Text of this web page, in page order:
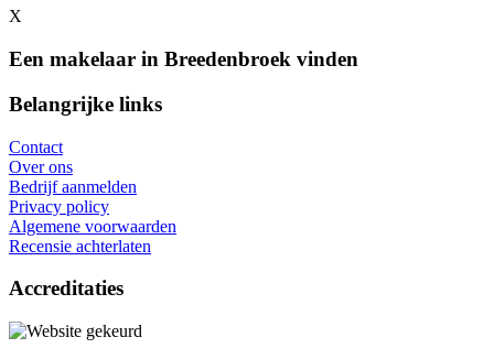
X
Een makelaar in Breedenbroek vinden
Belangrijke links
Contact
Over ons
Bedrijf aanmelden
Privacy policy
Algemene voorwaarden
Recensie achterlaten
Accreditaties